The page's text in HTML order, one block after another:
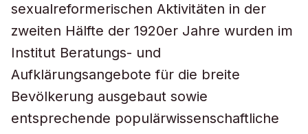
sexualreformerischen Aktivitäten in der
zweiten Hälfte der 1920er Jahre wurden im
Institut Beratungs- und
Aufklärungsangebote für die breite
Bevölkerung ausgebaut sowie
entsprechende populärwissenschaftliche